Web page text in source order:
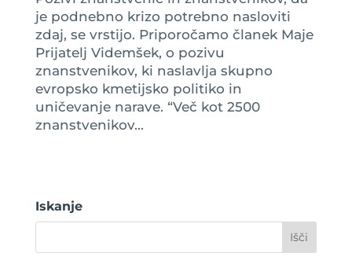
je podnebno krizo potrebno nasloviti
zdaj, se vrstijo. Priporočamo članek Maje
Prijatelj Videmšek, o pozivu
znanstvenikov, ki naslavlja skupno
evropsko kmetijsko politiko in
uničevanje narave. “Več kot 2500
znanstvenikov...
Iskanje